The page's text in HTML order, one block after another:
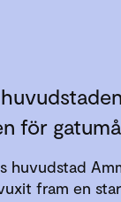
för
huvudstad
fram en